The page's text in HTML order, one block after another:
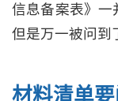
信息备案表》一
但是万一被问到
材料清单